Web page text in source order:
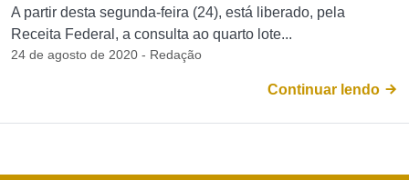
A partir desta segunda-feira (24), está liberado, pela
Receita Federal, a consulta ao quarto lote...
24 de agosto de 2020 - Redação
Continuar lendo